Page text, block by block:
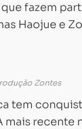
fazem
Haojue e
Zontes
tem
recente